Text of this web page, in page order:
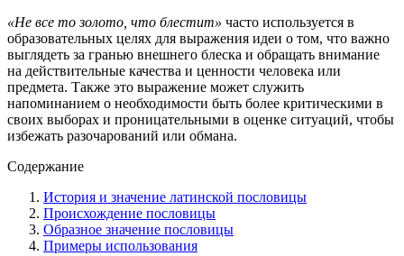
«Не все то золото, что блестит» часто используется в
образовательных целях для выражения идеи о том, что важно
выглядеть за гранью внешнего блеска и обращать внимание
на действительные качества и ценности человека или
предмета. Также это выражение может служить
напоминанием о необходимости быть более критическими в
своих выборах и проницательными в оценке ситуаций, чтобы
избежать разочарований или обмана.
Содержание
История и значение латинской пословицы
Происхождение пословицы
Образное значение пословицы
Примеры использования